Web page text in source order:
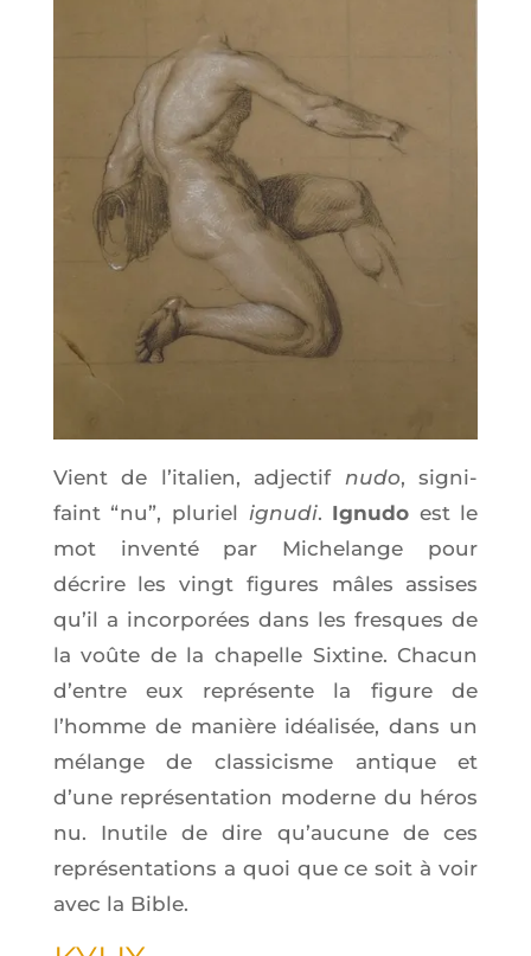
Vient de l’i­ta­lien, adjec­tif nudo, signi­
faint “nu”, plu­riel ignu­di. Ignu­do est le
mot inven­té par Miche­lange pour
décrire les vingt figures mâles assises
qu’il a incor­po­rées dans les fresques de
la voûte de la cha­pelle Six­tine. Cha­cun
d’entre eux repré­sente la figure de
l’homme de manière idéa­li­sée, dans un
mélange de clas­si­cisme antique et
d’une repré­sen­ta­tion moderne du héros
nu. Inutile de dire qu’au­cune de ces
repré­sen­ta­tions a quoi que ce soit à voir
avec la Bible.